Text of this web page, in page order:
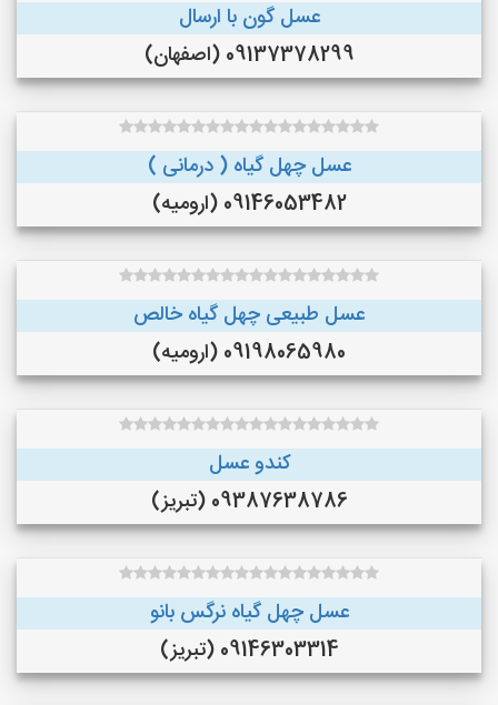
عسل گون با ارسال
09137378299 (اصفهان)
عسل چهل گیاه ( درمانی )
09146053482 (ارومیه)
عسل طبیعی چهل گیاه خالص
09198065980 (ارومیه)
کندو عسل
09387638786 (تبریز)
عسل چهل گیاه نرگس بانو
09146303314 (تبریز)